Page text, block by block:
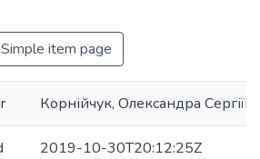
Simple item page
Корнійчук, Олександра
2019-10-30T20:12:25Z